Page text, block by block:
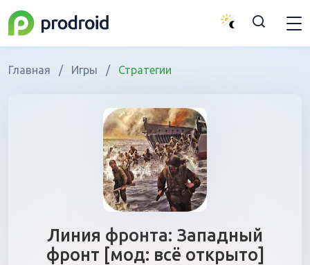
Главная / Игры / Стратегии
Линия фронта: Западный
фронт [мод: всё открыто]